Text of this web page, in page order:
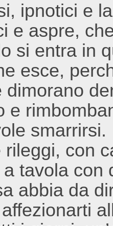
ipnotici e
e aspre,
si entra in
esce,
dimorano
e
smarrirsi.
con
tavola con
abbia da